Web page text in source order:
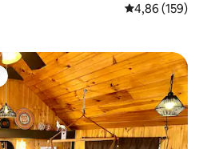
4,86 de uma
4,86 (159)